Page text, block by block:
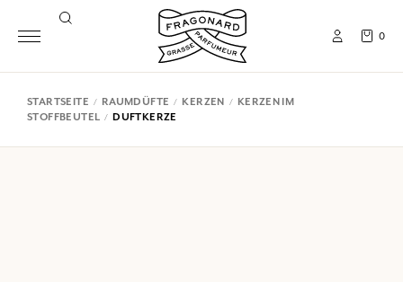
0
STARTSEITE RAUMDÜFTE KERZEN
KERZEN IM
STOFFBEUTEL
DUFTKERZE